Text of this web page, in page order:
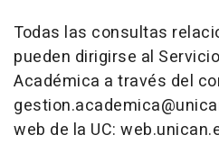
Todas las consultas
pueden dirigirse al
Académica a través del
web de la UC: